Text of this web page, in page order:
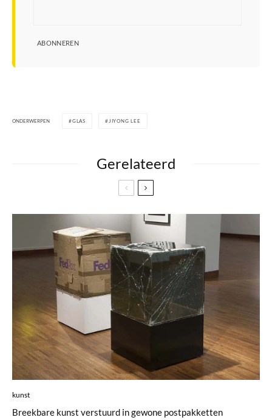
ABONNEREN
ONDERWERPEN GLAS JIYONG LEE
Gerelateerd
kunst
Breekbare kunst verstuurd in gewone postpakketten